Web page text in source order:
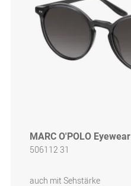
MARC O'POLO Eyewear
506112 31
auch mit Sehstärke